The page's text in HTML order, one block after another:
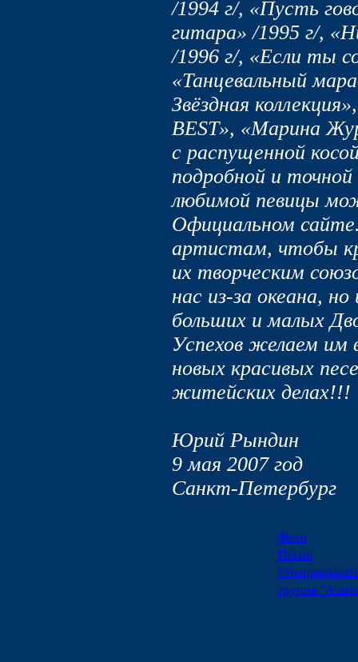
/1994 г/, «Пусть
гитара» /1995 г/,
/1996 г/, «Если ты
«Танцевальный
Звёздная
BEST», «Марина
с распущенной
подробной и
любимой певицы
Официальном
артистам, чтобы
их творческим
нас из-за океана,
больших и малых
Успехов желаем им
новых красивых
житейских делах!!!
Юрий Рындин
9 мая 2007 год
Санкт-Петербург
Фото
Песни
группа